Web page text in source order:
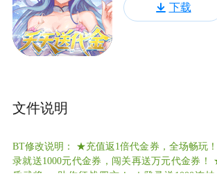
0.1折 | 648代金券 |
下载
文件说明
BT修改说明： ★充值返1倍代金券，全场畅玩
录就送1000元代金券，闯关再送万元代金券！
质武将 ，助你征战四方！ ★登录送1000连抽